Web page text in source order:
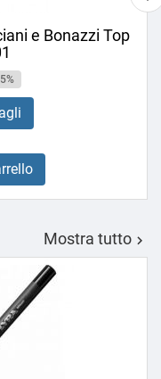
e Bonazzi Top
Mostra tutto 